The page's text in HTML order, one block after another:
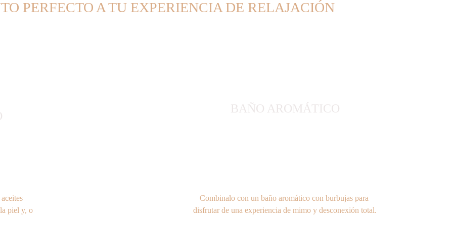
PERFECTO A TU EXPERIENCIA DE RELAJACIÓN
Combinalo con un baño aromático con burbujas para
disfrutar de una experiencia de mimo y desconexión total.
BAÑO AROMÁTICO
piel y, o